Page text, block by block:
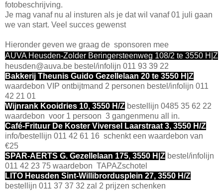
fotobeschrijving.
Je mag vanaf nu al insturen als je dat wil vanaf 01 juli gaan
we van start. Veel succes gewenst
Hieronder geven we graag de sponsoren mee
AUVA Heusden-Zolder Beringersteenweg 108/2 te 3550 H|Z
heusden@auva.be bestel/infolijn 011 93 39 22
Bakkerij Theunis Guido Gezellelaan 20 te 3550 H|Z
waardebon VIP ontbijtmand 2 personen bestel/infolijn 011
42 21 01
Wijnrank Kooidries 10, 3550 H/Z bestellijn 0485 35 62 22
waardebon voor 1 persoon 3 gangenmenu all in.
Café-Frituur De Koster Viversel Laarstraat 3, 3550 H/Z
info/bestellijn 011 42 61 16 schenkt een waardebon van
€25
SPAR-AERTS G. Gezellelaan 175, 3550 H|Z bestel/infolijn
011 42 23 75 waardebon TAPAZschotel
LITO Heusden Sint-Willibrordusplein 27, 3550 H/Z
bestellijn 011 37 37 32 zal 2 prijzen schenken